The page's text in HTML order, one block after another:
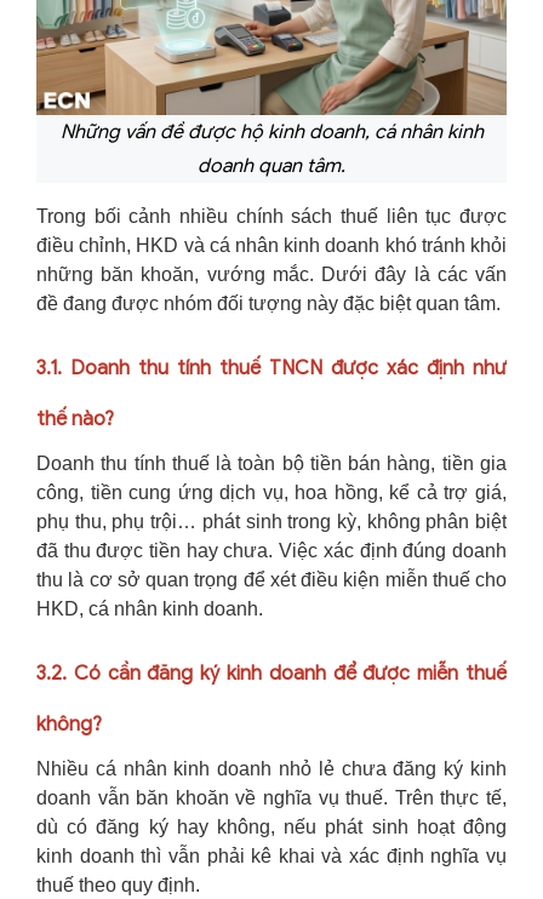
Những vấn đề được hộ kinh doanh, cá nhân kinh
doanh quan tâm.
Trong bối cảnh nhiều chính sách thuế liên tục được
điều chỉnh, HKD và cá nhân kinh doanh khó tránh khỏi
những băn khoăn, vướng mắc. Dưới đây là các vấn
đề đang được nhóm đối tượng này đặc biệt quan tâm.
3.1. Doanh thu tính thuế TNCN được xác định như
thế nào?
Doanh thu tính thuế là toàn bộ tiền bán hàng, tiền gia
công, tiền cung ứng dịch vụ, hoa hồng, kể cả trợ giá,
phụ thu, phụ trội… phát sinh trong kỳ, không phân biệt
đã thu được tiền hay chưa. Việc xác định đúng doanh
thu là cơ sở quan trọng để xét điều kiện miễn thuế cho
HKD, cá nhân kinh doanh.
3.2. Có cần đăng ký kinh doanh để được miễn thuế
không?
Nhiều cá nhân kinh doanh nhỏ lẻ chưa đăng ký kinh
doanh vẫn băn khoăn về nghĩa vụ thuế. Trên thực tế,
dù có đăng ký hay không, nếu phát sinh hoạt động
kinh doanh thì vẫn phải kê khai và xác định nghĩa vụ
thuế theo quy định.